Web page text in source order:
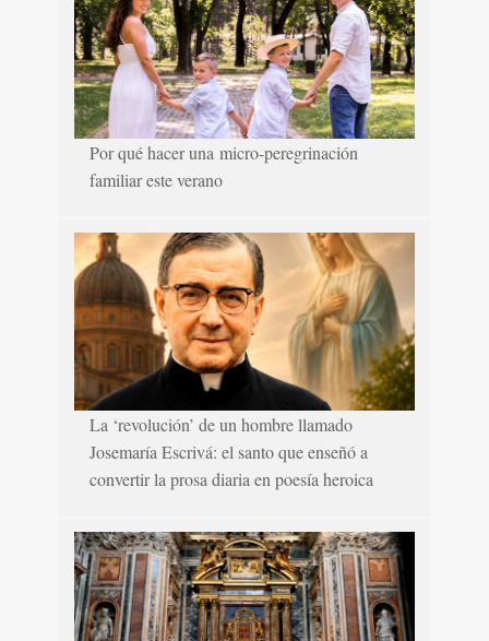
Por qué hacer una micro-peregrinación
familiar este verano
La ‘revolución’ de un hombre llamado
Josemaría Escrivá: el santo que enseñó a
convertir la prosa diaria en poesía heroica